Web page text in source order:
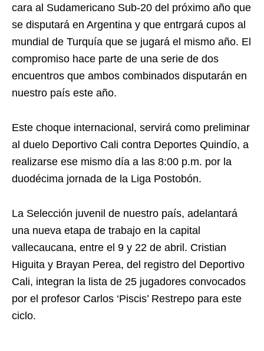
cara al Sudamericano Sub-20 del próximo año que
se disputará en Argentina y que entrgará cupos al
mundial de Turquía que se jugará el mismo año. El
compromiso hace parte de una serie de dos
encuentros que ambos combinados disputarán en
nuestro país este año.
Este choque internacional, servirá como preliminar
al duelo Deportivo Cali contra Deportes Quindío, a
realizarse ese mismo día a las 8:00 p.m. por la
duodécima jornada de la Liga Postobón.
La Selección juvenil de nuestro país, adelantará
una nueva etapa de trabajo en la capital
vallecaucana, entre el 9 y 22 de abril. Cristian
Higuita y Brayan Perea, del registro del Deportivo
Cali, integran la lista de 25 jugadores convocados
por el profesor Carlos ‘Piscis’ Restrepo para este
ciclo.